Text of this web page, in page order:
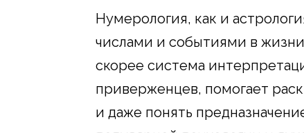
Нумерология, как и
числами и событиями в жизни
скорее система
приверженцев, помогает
и даже понять